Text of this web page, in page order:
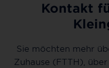
Kontakt
Sie möchten mehr
Zuhause (FTTH),